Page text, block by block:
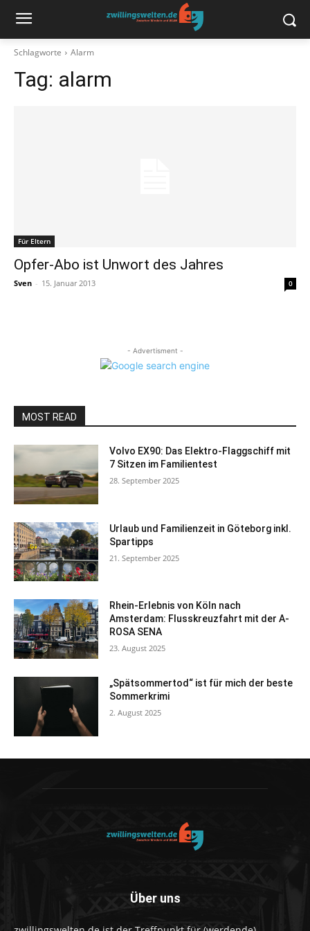
Schlagworte Alarm
Tag: alarm
Für Eltern
Opfer-Abo ist Unwort des Jahres
Sven - 15. Januar 2013 0
- Advertisment -
MOST READ
Volvo EX90: Das Elektro-Flaggschiff mit
7 Sitzen im Familientest
28. September 2025
Urlaub und Familienzeit in Göteborg inkl.
Spartipps
21. September 2025
Rhein-Erlebnis von Köln nach
Amsterdam: Flusskreuzfahrt mit der A-
ROSA SENA
23. August 2025
„Spätsommertod“ ist für mich der beste
Sommerkrimi
2. August 2025
Über uns